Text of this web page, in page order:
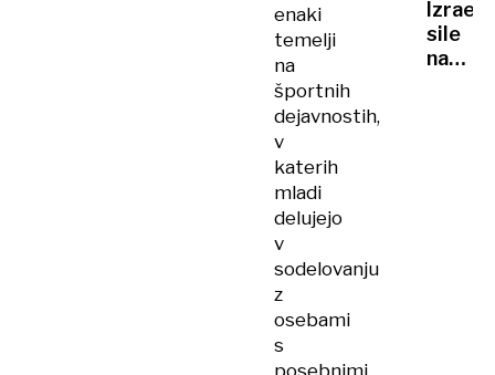
enaki
temelji
na
športnih
dejavnostih,
v
katerih
mladi
delujejo
v
sodelovanju
z
osebami
s
sile